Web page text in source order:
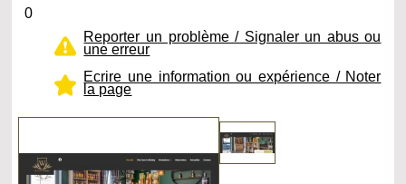
0
Reporter un problème / Signaler un abus ou
une erreur
Ecrire une information ou expérience / Noter
la page